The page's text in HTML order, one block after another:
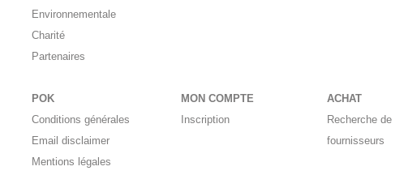
Environnementale
Charité
Partenaires
POK
Conditions générales
Email disclaimer
Mentions légales
MON COMPTE
Inscription
ACHAT
Recherche de
fournisseurs